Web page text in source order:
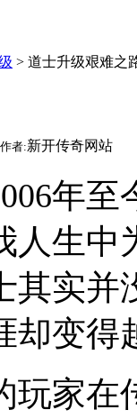
> 道士升级艰难之
者:新开传奇网站
年至
人生中
其实并
却变得
玩家在